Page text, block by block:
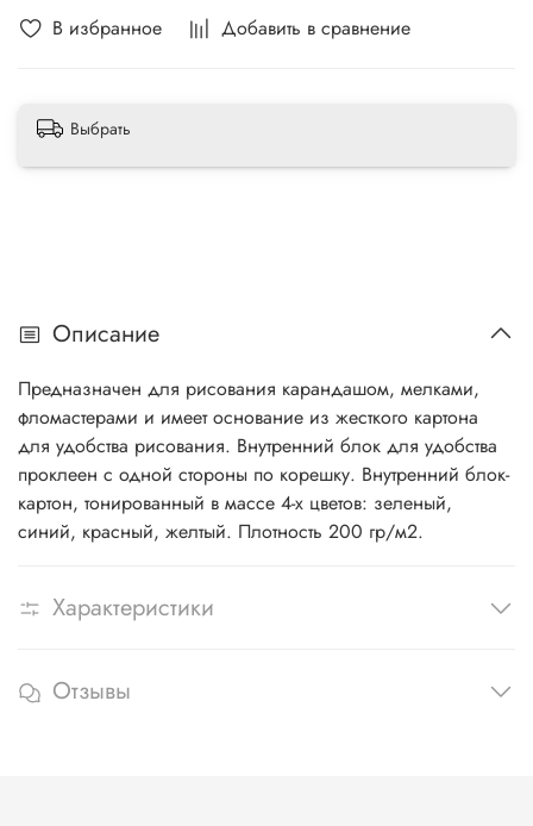
В избранное Добавить в сравнение
Выбрать
Описание
Предназначен для рисования карандашом, мелками,
фломастерами и имеет основание из жесткого картона
для удобства рисования. Внутренний блок для удобства
проклеен с одной стороны по корешку. Внутренний блок-
картон, тонированный в массе 4-х цветов: зеленый,
синий, красный, желтый. Плотность 200 гр/м2.
Характеристики
Отзывы